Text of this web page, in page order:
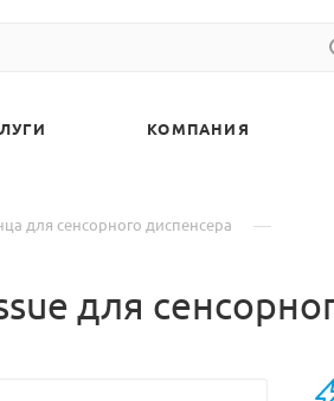
КОМПАНИЯ
для сенсорного диспенсера —
для